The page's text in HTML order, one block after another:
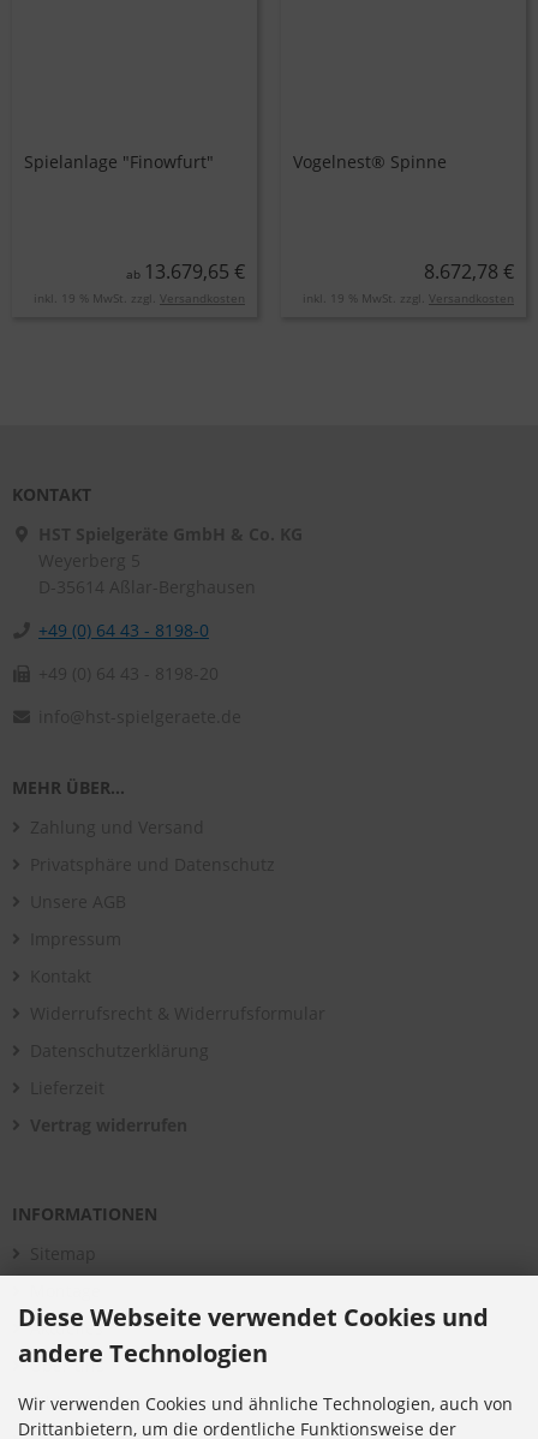
Spielanlage "Finowfurt"
ab 13.679,65 €
inkl. 19 % MwSt. zzgl. Versandkosten
Vogelnest® Spinne
8.672,78 €
inkl. 19 % MwSt. zzgl. Versandkosten
KONTAKT
HST Spielgeräte GmbH & Co. KG
Weyerberg 5
D-35614 Aßlar-Berghausen
+49 (0) 64 43 - 8198-0
+49 (0) 64 43 - 8198-20
info@hst-spielgeraete.de
MEHR ÜBER...
Zahlung und Versand
Privatsphäre und Datenschutz
Unsere AGB
Impressum
Kontakt
Widerrufsrecht & Widerrufsformular
Datenschutzerklärung
Lieferzeit
Vertrag widerrufen
INFORMATIONEN
Sitemap
Aktuelles
Über uns
Bildergalerie
Diese Webseite verwendet Cookies und
andere Technologien
Wir verwenden Cookies und ähnliche Technologien, auch von
Drittanbietern, um die ordentliche Funktionsweise der